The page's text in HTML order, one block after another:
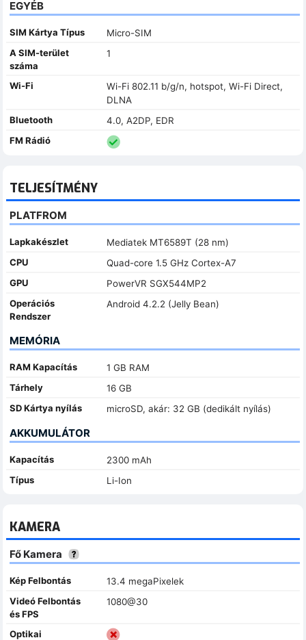
EGYÉB
SIM Kártya Típus
Micro-SIM
A SIM-terület
száma
1
Wi-Fi
Wi-Fi 802.11 b/g/n, hotspot, Wi-Fi Direct,
DLNA
Bluetooth
4.0, A2DP, EDR
FM Rádió
TELJESÍTMÉNY
PLATFROM
Lapkakészlet
Mediatek MT6589T (28 nm)
CPU
Quad-core 1.5 GHz Cortex-A7
GPU
PowerVR SGX544MP2
Operációs
Rendszer
Android 4.2.2 (Jelly Bean)
MEMÓRIA
RAM Kapacítás
1 GB RAM
Tárhely
16 GB
SD Kártya nyílás
microSD, akár: 32 GB (dedikált nyílás)
AKKUMULÁTOR
Kapacítás
2300 mAh
Típus
Li-Ion
KAMERA
Fő Kamera
Kép Felbontás
13.4 megaPixelek
Videó Felbontás
és FPS
1080@30
Optikai